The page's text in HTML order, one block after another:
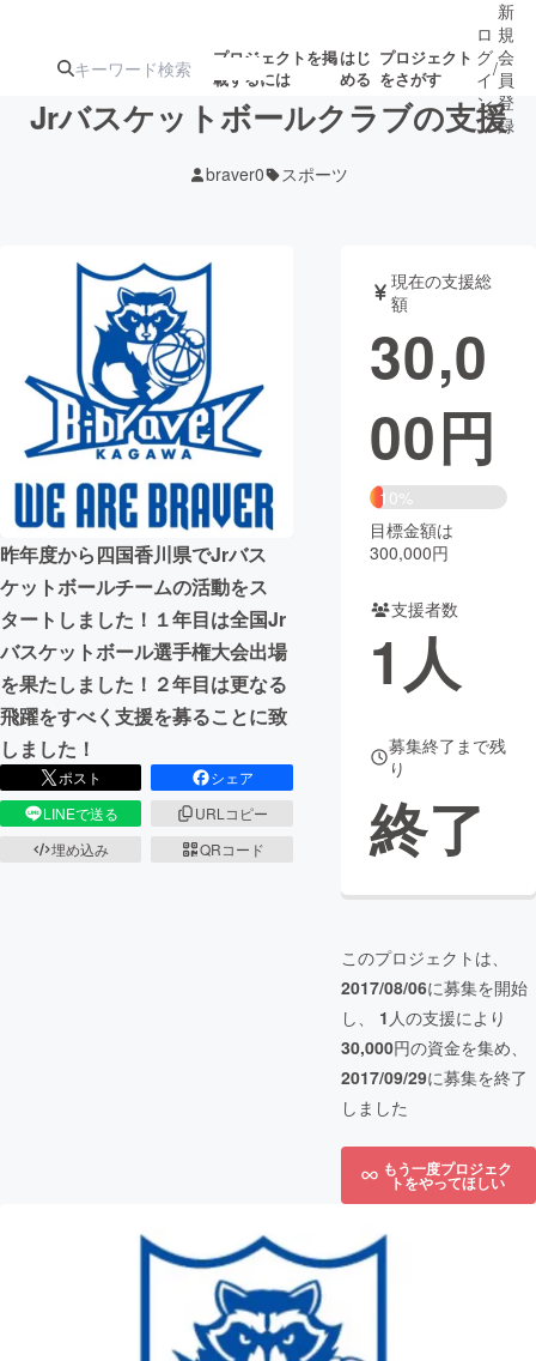
プロジェクトを掲
載するには
はじ
める
プロジェクト
をさがす
アート・写真
テクノロジー・ガジェット ゲーム・サ
映像・映画
ビジネス・起業 チャレンジ
まちづくり・地域活性化
CAMPFIRE for Social Good
CAMPFIRE Creation
CAMPFIREふるさと納税machi-ya コミュニティ
ロ
グ
イ
ン
/
新
規
会
員
登
録
Jrバスケットボールクラブの支援
braver0 スポーツ
昨年度から四国香川県でJrバス
ケットボールチームの活動をス
タートしました！１年目は全国Jr
バスケットボール選手権大会出場
を果たしました！２年目は更なる
飛躍をすべく支援を募ることに致
しました！
ポスト
シェア
LINEで送る
URLコピー
埋め込み
QRコード
現在の支援総
額
30,0
00円
10%
目標金額は
300,000円
支援者数
1人
募集終了まで残
り
終了
このプロジェクトは、
2017/08/06に募集を開始
し、 1 人の支援により
30,000円の資金を集め、
2017/09/29に募集を終了
しました
もう一度プロジェク
トをやってほしい